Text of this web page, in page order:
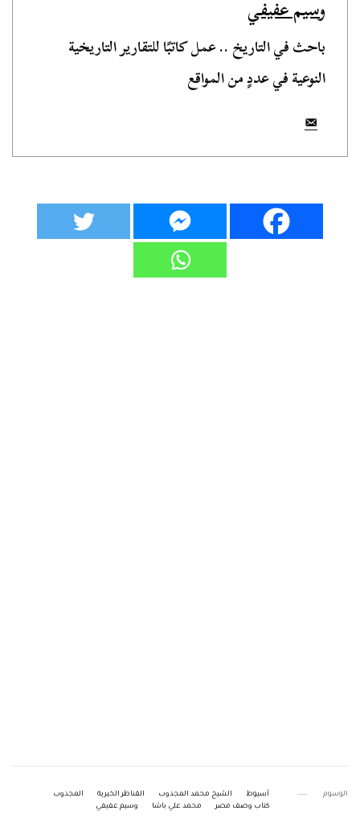
وسيم عفيفي
باحث في التاريخ .. عمل كاتبًا للتقارير التاريخية
النوعية في عددٍ من المواقع
الوسوم أسيوط الشيخ محمد المجذوب القناطر الخيرية
المجذوب
كتاب وصف مصر
محمد علي باشا وسيم عفيفي